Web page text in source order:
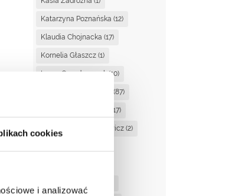
cookies
i analizować
Katarzyna Poznańska (12)
Klaudia Chojnacka (17)
Kornelia Głaszcz (1)
Laura Ogrodowczyk(10)
(87)
(17)
Magdalena Kaczanowicz (2)